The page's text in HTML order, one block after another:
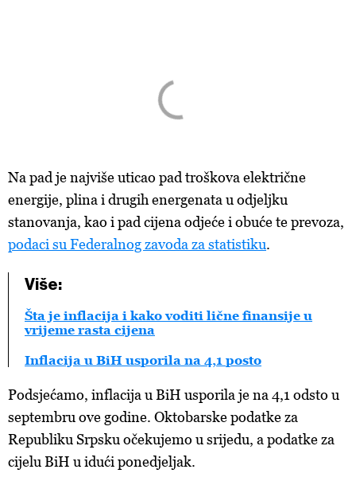
Na pad je najviše uticao pad troškova električne
energije, plina i drugih energenata u odjeljku
stanovanja, kao i pad cijena odjeće i obuće te prevoza,
podaci su Federalnog zavoda za statistiku.
Više:
Šta je inflacija i kako voditi lične finansije u
vrijeme rasta cijena
Inflacija u BiH usporila na 4,1 posto
Podsjećamo, inflacija u BiH usporila je na 4,1 odsto u
septembru ove godine. Oktobarske podatke za
Republiku Srpsku očekujemo u srijedu, a podatke za
cijelu BiH u idući ponedjeljak.